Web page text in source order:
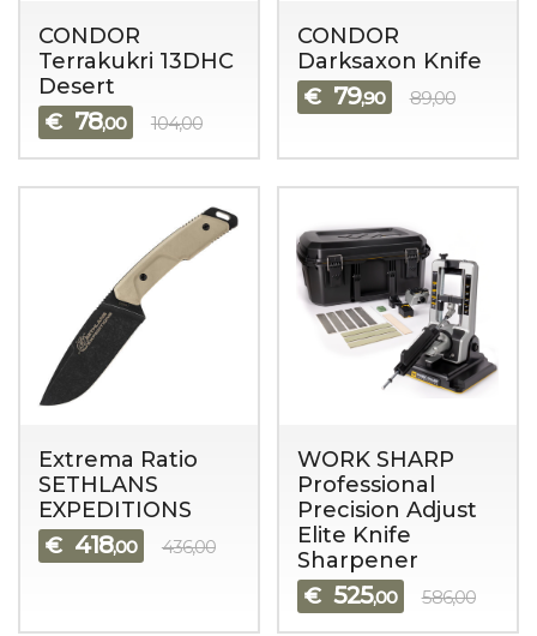
CONDOR
Terrakukri 13DHC
Desert
€ 78,00 104,00
CONDOR
Darksaxon Knife
€ 79,90 89,00
Extrema Ratio
SETHLANS
EXPEDITIONS
€ 418,00 436,00
WORK SHARP
Professional
Precision Adjust
Elite Knife
Sharpener
€ 525,00 586,00